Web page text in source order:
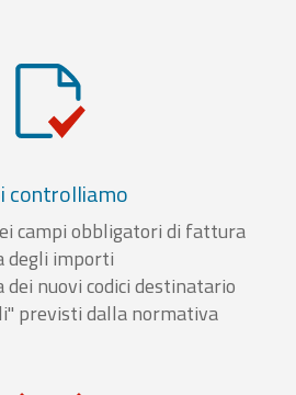
controlliamo
campi obbligatori di fattura
degli importi
nuovi codici destinatario
previsti dalla normativa